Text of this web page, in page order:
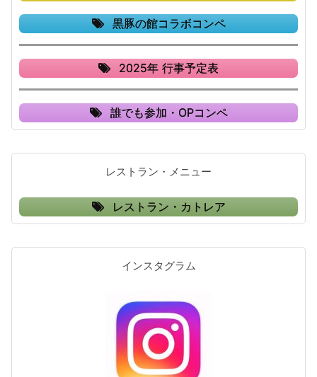
黒豚の館コラボコンペ
2025年 行事予定表
誰でも参加・OPコンペ
レストラン・メニュー
レストラン・カトレア
インスタグラム